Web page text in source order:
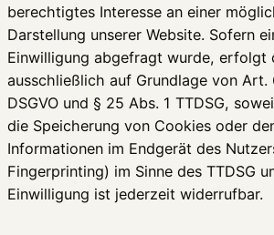
berechtigtes Interesse an einer
Darstellung unserer Website. Sofern
Einwilligung abgefragt wurde, erfolgt
ausschließlich auf Grundlage von Art.
DSGVO und § 25 Abs. 1 TTDSG,
die Speicherung von Cookies oder
Informationen im Endgerät des
Fingerprinting) im Sinne des TTDSG
Einwilligung ist jederzeit widerrufbar.